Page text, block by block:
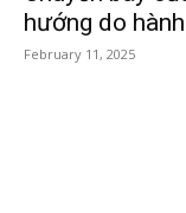
hướng do hành
February 11, 2025